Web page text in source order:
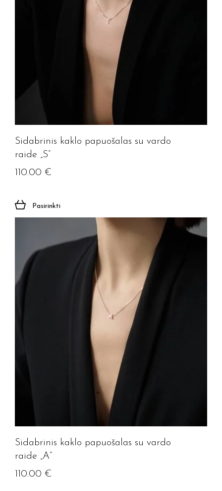
Sidabrinis kaklo papuošalas su vardo
raide „S”
110.00 €
Pasirinkti
Sidabrinis kaklo papuošalas su vardo
raide „A”
110.00 €